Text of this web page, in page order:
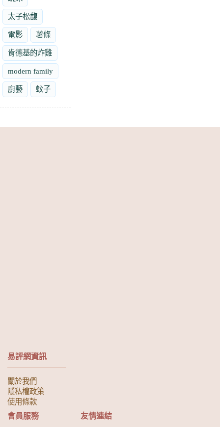
太子松馥
電影 薯條
肯德基的炸雞
modern family
廚藝 蚊子
易評網資訊
關於我們
隱私權政策
使用條款
會員服務 友情連結